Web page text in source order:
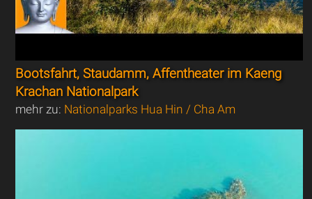
Bootsfahrt, Staudamm, Affentheater im Kaeng
Krachan Nationalpark
mehr zu: Nationalparks Hua Hin / Cha Am